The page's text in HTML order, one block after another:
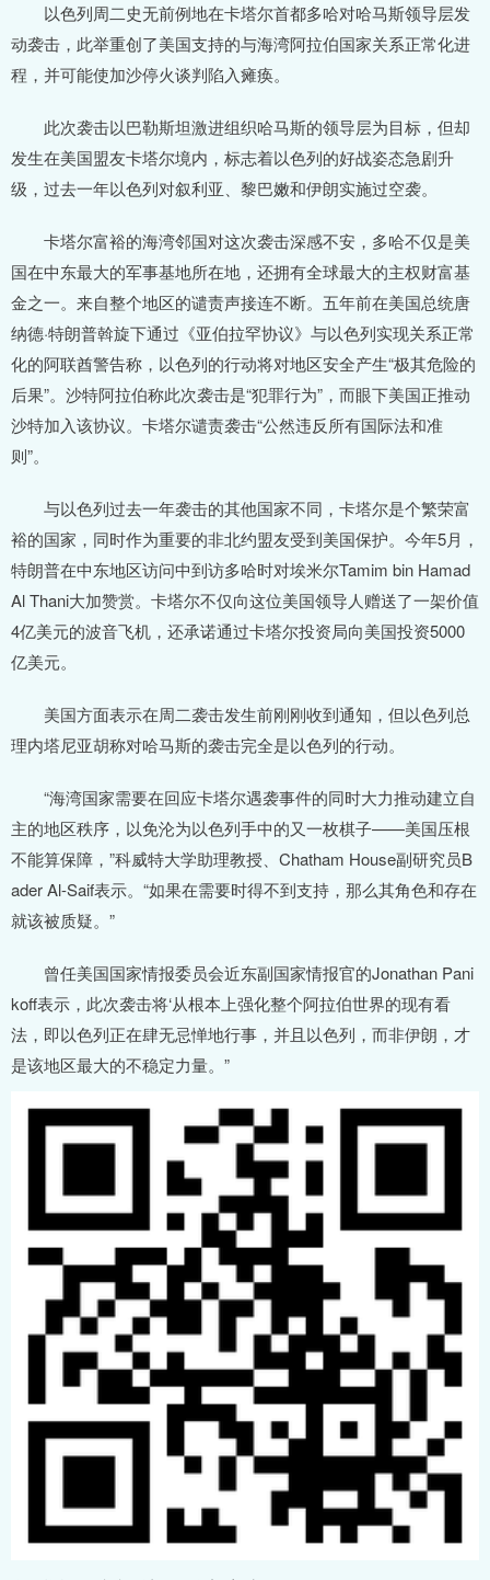
以色列周二史无前例地在卡塔尔首都多哈对哈马斯领导层发
动袭击，此举重创了美国支持的与海湾阿拉伯国家关系正常化进
程，并可能使加沙停火谈判陷入瘫痪。
此次袭击以巴勒斯坦激进组织哈马斯的领导层为目标，但却
发生在美国盟友卡塔尔境内，标志着以色列的好战姿态急剧升
级，过去一年以色列对叙利亚、黎巴嫩和伊朗实施过空袭。
卡塔尔富裕的海湾邻国对这次袭击深感不安，多哈不仅是美
国在中东最大的军事基地所在地，还拥有全球最大的主权财富基
金之一。来自整个地区的谴责声接连不断。五年前在美国总统唐
纳德·特朗普斡旋下通过《亚伯拉罕协议》与以色列实现关系正常
化的阿联酋警告称，以色列的行动将对地区安全产生“极其危险的
后果”。沙特阿拉伯称此次袭击是“犯罪行为”，而眼下美国正推动
沙特加入该协议。卡塔尔谴责袭击“公然违反所有国际法和准
则”。
与以色列过去一年袭击的其他国家不同，卡塔尔是个繁荣富
裕的国家，同时作为重要的非北约盟友受到美国保护。今年5月，
特朗普在中东地区访问中到访多哈时对埃米尔Tamim bin Hamad
Al Thani大加赞赏。卡塔尔不仅向这位美国领导人赠送了一架价值
4亿美元的波音飞机，还承诺通过卡塔尔投资局向美国投资5000
亿美元。
美国方面表示在周二袭击发生前刚刚收到通知，但以色列总
理内塔尼亚胡称对哈马斯的袭击完全是以色列的行动。
“海湾国家需要在回应卡塔尔遇袭事件的同时大力推动建立自
主的地区秩序，以免沦为以色列手中的又一枚棋子——美国压根
不能算保障，”科威特大学助理教授、Chatham House副研究员B
ader Al-Saif表示。“如果在需要时得不到支持，那么其角色和存在
就该被质疑。”
曾任美国国家情报委员会近东副国家情报官的Jonathan Pani
koff表示，此次袭击将‘从根本上强化整个阿拉伯世界的现有看
法，即以色列正在肆无忌惮地行事，并且以色列，而非伊朗，才
是该地区最大的不稳定力量。”